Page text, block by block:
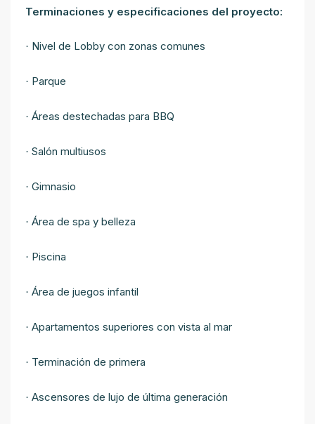
Terminaciones y especificaciones del proyecto:
· Nivel de Lobby con zonas comunes
· Parque
· Áreas destechadas para BBQ
· Salón multiusos
· Gimnasio
· Área de spa y belleza
· Piscina
· Área de juegos infantil
· Apartamentos superiores con vista al mar
· Terminación de primera
· Ascensores de lujo de última generación